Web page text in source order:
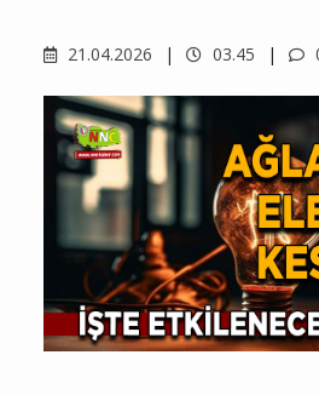
21.04.2026 03.45